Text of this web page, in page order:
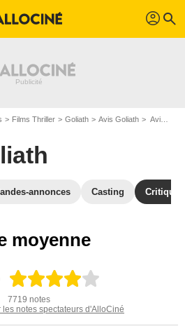
profil search
Films Thriller Goliath Avis Goliath Avis : Goliath - Page 6
annonces Casting
moyenne
7719 notes
les notes spectateurs d'AlloCiné